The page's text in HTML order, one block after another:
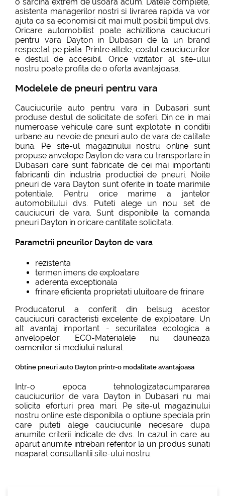
asistenta managerilor nostri si livrarea rapida va vor
ajuta ca sa economisi cit mai mult posibil timpul dvs.
Oricare automobilist poate achizitiona cauciucuri
pentru vara Dayton in Dubasari de la un brand
respectat pe piata. Printre altele, costul cauciucurilor
e destul de accesibil. Orice vizitator al site-ului
nostru poate profita de o oferta avantajoasa.
Modelele de pneuri pentru vara
Cauciucurile auto pentru vara in Dubasari sunt
produse destul de solicitate de soferi. Din ce in mai
numeroase vehicule care sunt explotate in conditii
urbane au nevoie de pneuri auto de vara de calitate
buna. Pe site-ul magazinului nostru online sunt
propuse anvelope Dayton de vara cu transportare in
Dubasari care sunt fabricate de cei mai importanti
fabricanti din industria productiei de pneuri. Noile
pneuri de vara Dayton sunt oferite in toate marimile
potentiale. Pentru orice marime a jantelor
automobilului dvs. Puteti alege un nou set de
cauciucuri de vara. Sunt disponibile la comanda
pneuri Dayton in oricare cantitate solicitata.
Parametrii pneurilor Dayton de vara
rezistenta
termen imens de exploatare
aderenta exceptionala
frinare eficienta proprietati uluitoare de frinare
Producatorul a conferit din belsug acestor
cauciucuri caracteristi excelente de exploatare. Un
alt avantaj important - securitatea ecologica a
anvelopelor. ECO-Materialele nu dauneaza
oamenilor si mediului natural.
Obtine pneuri auto Dayton printr-o modalitate avantajoasa
Intr-o epoca tehnologizatacumpararea
cauciucurilor de vara Dayton in Dubasari nu mai
solicita eforturi prea mari. Pe site-ul magazinului
nostru online este disponibila o optiune speciala prin
care puteti alege cauciucurile necesare dupa
anumite criterii indicate de dvs. In cazul in care au
aparut anumite intrebari referitor la un produs sunati
neaparat consultantii site-ului nostru.